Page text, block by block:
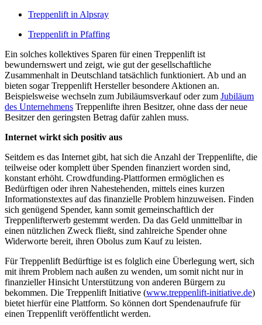
Treppenlift in Alpsray
Treppenlift in Pfaffing
Ein solches kollektives Sparen für einen Treppenlift ist
bewundernswert und zeigt, wie gut der gesellschaftliche
Zusammenhalt in Deutschland tatsächlich funktioniert. Ab und an
bieten sogar Treppenlift Hersteller besondere Aktionen an.
Beispielsweise wechseln zum Jubiläumsverkauf oder zum Jubiläum
des Unternehmens Treppenlifte ihren Besitzer, ohne dass der neue
Besitzer den geringsten Betrag dafür zahlen muss.
Internet wirkt sich positiv aus
Seitdem es das Internet gibt, hat sich die Anzahl der Treppenlifte, die
teilweise oder komplett über Spenden finanziert worden sind,
konstant erhöht. Crowdfunding-Plattformen ermöglichen es
Bedürftigen oder ihren Nahestehenden, mittels eines kurzen
Informationstextes auf das finanzielle Problem hinzuweisen. Finden
sich genügend Spender, kann somit gemeinschaftlich der
Treppenlifterwerb gestemmt werden. Da das Geld unmittelbar in
einen nützlichen Zweck fließt, sind zahlreiche Spender ohne
Widerworte bereit, ihren Obolus zum Kauf zu leisten.
Für Treppenlift Bedürftige ist es folglich eine Überlegung wert, sich
mit ihrem Problem nach außen zu wenden, um somit nicht nur in
finanzieller Hinsicht Unterstützung von anderen Bürgern zu
bekommen. Die Treppenlift Initiative (www.treppenlift-initiative.de)
bietet hierfür eine Plattform. So können dort Spendenaufrufe für
einen Treppenlift veröffentlicht werden.